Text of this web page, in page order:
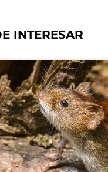
INTERESAR